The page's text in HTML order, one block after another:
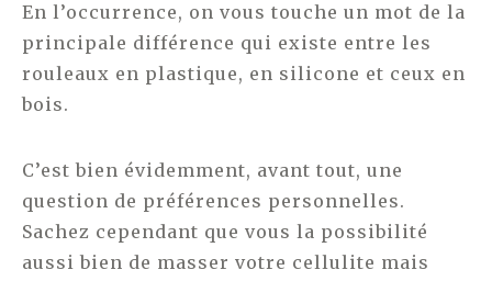
En l’occurrence, on vous touche un mot de la
principale différence qui existe entre les
rouleaux en plastique, en silicone et ceux en
bois.
C’est bien évidemment, avant tout, une
question de préférences personnelles.
Sachez cependant que vous la possibilité
aussi bien de masser votre cellulite mais